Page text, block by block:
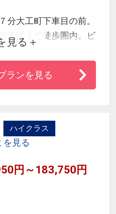
分大工町下車目の前。
楽園まで徒歩圏内。ビ
シティホテルよりも気
タイルのホテル。全室
、マルチ携帯電話充電
見る
ランを見る
ハイクラス
を見る
円～183,750円